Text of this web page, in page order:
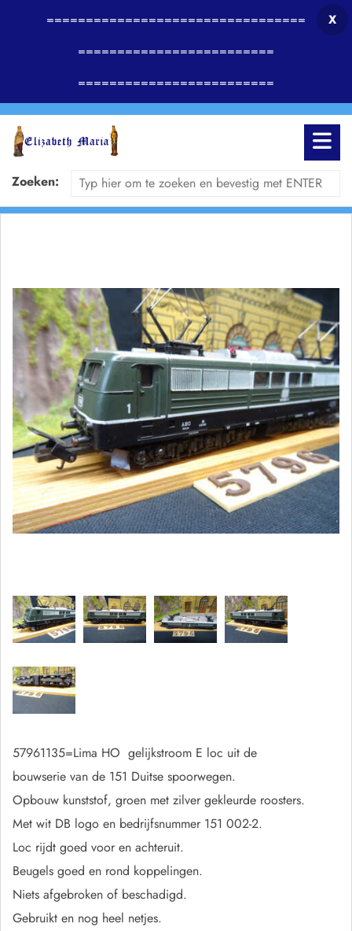
=================================
=========================
=========================
X
Zoeken:
57961135=Lima HO gelijkstroom E loc uit de
bouwserie van de 151 Duitse spoorwegen.
Opbouw kunststof, groen met zilver gekleurde roosters.
Met wit DB logo en bedrijfsnummer 151 002-2.
Loc rijdt goed voor en achteruit.
Beugels goed en rond koppelingen.
Niets afgebroken of beschadigd.
Gebruikt en nog heel netjes.